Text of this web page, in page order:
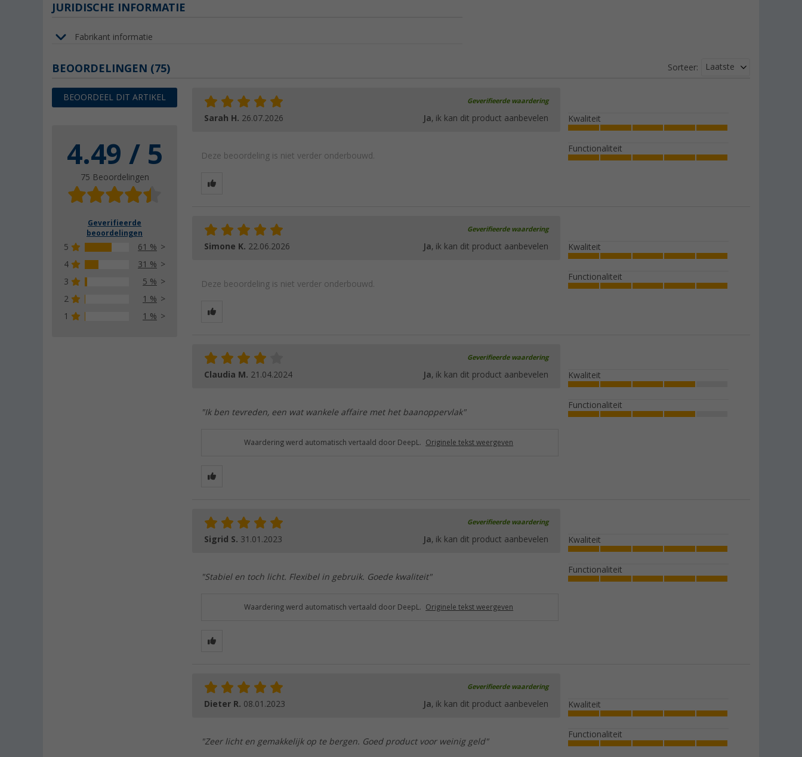
JURIDISCHE INFORMATIE
Fabrikant informatie
BEOORDELINGEN (75)
BEOORDEEL DIT ARTIKEL
4.49 / 5
75 Beoordelingen
Geverifieerde
beoordelingen
5
61 %
4
31 %
3
5 %
2
1 %
1
1 %
Sorteer: Laatste
Geverifieerde waardering
Sarah H. 26.07.2026 Ja, ik kan dit product aanbevelen
Deze beoordeling is niet verder onderbouwd.
Kwaliteit
Functionaliteit
Geverifieerde waardering
Simone K. 22.06.2026 Ja, ik kan dit product aanbevelen
Deze beoordeling is niet verder onderbouwd.
Kwaliteit
Functionaliteit
Geverifieerde waardering
Claudia M. 21.04.2024 Ja, ik kan dit product aanbevelen
"Ik ben tevreden, een wat wankele affaire met het baanoppervlak"
Kwaliteit
Functionaliteit
Waardering werd automatisch vertaald door DeepL. Originele tekst weergeven
Geverifieerde waardering
Sigrid S. 31.01.2023 Ja, ik kan dit product aanbevelen
"Stabiel en toch licht. Flexibel in gebruik. Goede kwaliteit"
Kwaliteit
Functionaliteit
Waardering werd automatisch vertaald door DeepL. Originele tekst weergeven
Geverifieerde waardering
Dieter R. 08.01.2023 Ja, ik kan dit product aanbevelen
"Zeer licht en gemakkelijk op te bergen. Goed product voor weinig geld"
Kwaliteit
Functionaliteit